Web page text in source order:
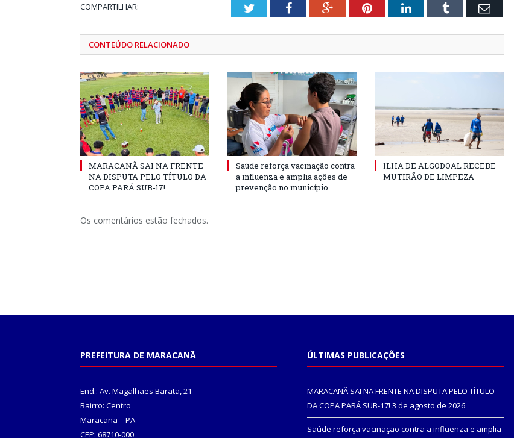
COMPARTILHAR: TwitterFacebookGoogle+PinterestLinkedInTumblr Email
CONTEÚDO RELACIONADO
MARACANÃ SAI NA FRENTE
NA DISPUTA PELO TÍTULO DA
COPA PARÁ SUB-17!
Saúde reforça vacinação contra
a influenza e amplia ações de
prevenção no município
ILHA DE ALGODOAL RECEBE
MUTIRÃO DE LIMPEZA
Os comentários estão fechados.
PREFEITURA DE MARACANÃ
End.: Av. Magalhães Barata, 21
Bairro: Centro
Maracanã – PA
CEP: 68710-000
ÚLTIMAS PUBLICAÇÕES
MARACANÃ SAI NA FRENTE NA DISPUTA PELO TÍTULO
DA COPA PARÁ SUB-17! 3 de agosto de 2026
Saúde reforça vacinação contra a influenza e amplia